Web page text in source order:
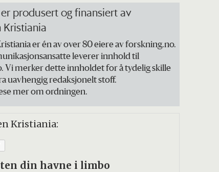
produsert og finansiert av
Kristiania
er én av over 80 eiere av forskning.no.
leverer innhold til
Vi merker dette innholdet for å tydelig skille
uavhengig redaksjonelt stoff.
mer om ordningen.
Kristiania:
din havne i limbo